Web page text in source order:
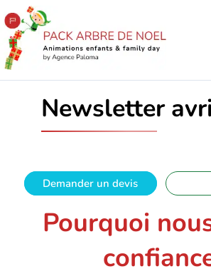
Newsletter
Demander un devis
Pourquoi